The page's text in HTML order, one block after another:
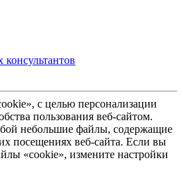
с целью персонализации
пользования веб-сайтом.
небольшие файлы, содержащие
посещениях веб-сайта. Если вы
«cookie», измените настройки